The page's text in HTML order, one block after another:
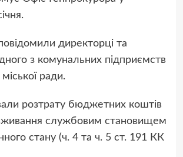
директорці та
з комунальних підприємств
ради.
розтрату бюджетних коштів
службовим становищем
стану (ч. 4 та ч. 5 ст. 191 КК